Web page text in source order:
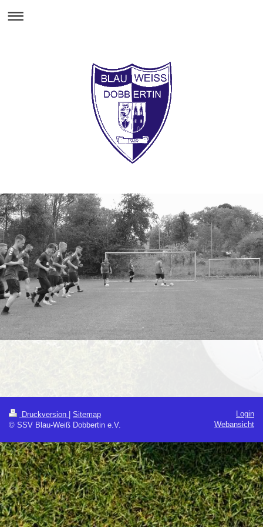
Druckversion
Sitemap
© SSV Blau-Weiß Dobbertin e.V.
Login
Webansicht